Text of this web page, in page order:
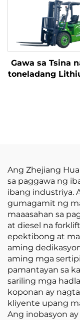
na kalidad na
na motor ng
Gawa sa Tsina
toneladang
Ang Zhejiang
sa paggawa ng
ibang industriya.
gumagamit ng
maaasahan sa
at diesel na
epektibong at
aming
aming mga
pamantayan sa
sariling mga
koponan ay
kliyente upang
Ang inobasyon